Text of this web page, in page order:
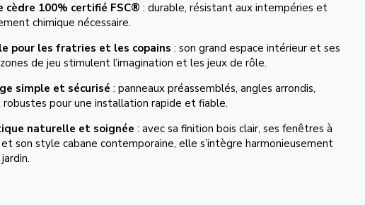
cèdre 100% certifié FSC® : durable, résistant aux intempéries et
chimique nécessaire.
pour les fratries et les copains : son grand espace intérieur et ses
de jeu stimulent l’imagination et les jeux de rôle.
simple et sécurisé : panneaux préassemblés, angles arrondis,
robustes pour une installation rapide et fiable.
naturelle et soignée : avec sa finition bois clair, ses fenêtres à
son style cabane contemporaine, elle s’intègre harmonieusement